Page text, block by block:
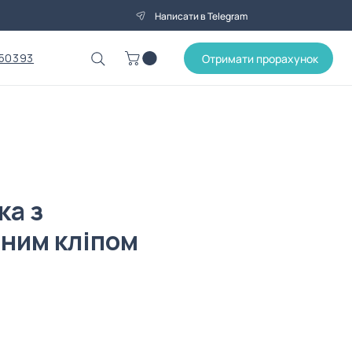
Написати в Telegram
Отримати прорахунок
з
кліпом